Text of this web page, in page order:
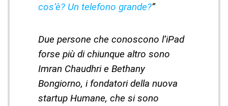
cos’è? Un telefono grande?”
Due persone che conoscono l’iPad
forse più di chiunque altro sono
Imran Chaudhri e Bethany
Bongiorno, i fondatori della nuova
startup Humane, che si sono